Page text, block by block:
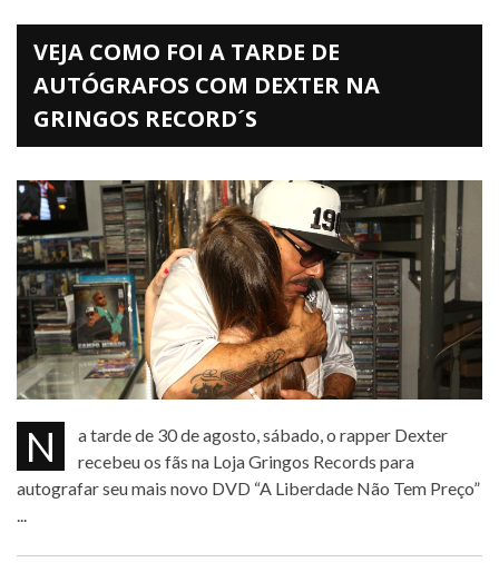
VEJA COMO FOI A TARDE DE
AUTÓGRAFOS COM DEXTER NA
GRINGOS RECORD´S
Na tarde de 30 de agosto, sábado, o rapper Dexter
recebeu os fãs na Loja Gringos Records para
autografar seu mais novo DVD “A Liberdade Não Tem Preço”